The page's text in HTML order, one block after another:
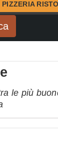
PIZZERIA
le più